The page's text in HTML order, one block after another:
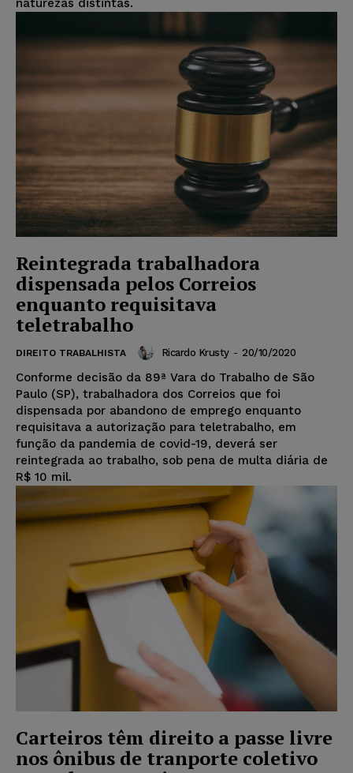
naturezas distintas.
Reintegrada trabalhadora
dispensada pelos Correios
enquanto requisitava
teletrabalho
DIREITO TRABALHISTA Ricardo Krusty - 20/10/2020
Conforme decisão da 89ª Vara do Trabalho de São
Paulo (SP), trabalhadora dos Correios que foi
dispensada por abandono de emprego enquanto
requisitava a autorização para teletrabalho, em
função da pandemia de covid-19, deverá ser
reintegrada ao trabalho, sob pena de multa diária de
R$ 10 mil.
Carteiros têm direito a passe livre
nos ônibus de tranporte coletivo